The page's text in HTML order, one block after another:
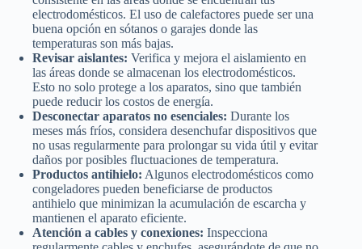
electrodomésticos. El uso de calefactores puede ser una
buena opción en sótanos o garajes donde las
temperaturas son más bajas.
Revisar aislantes: Verifica y mejora el aislamiento en
las áreas donde se almacenan los electrodomésticos.
Esto no solo protege a los aparatos, sino que también
puede reducir los costos de energía.
Desconectar aparatos no esenciales: Durante los
meses más fríos, considera desenchufar dispositivos que
no usas regularmente para prolongar su vida útil y evitar
daños por posibles fluctuaciones de temperatura.
Productos antihielo: Algunos electrodomésticos como
congeladores pueden beneficiarse de productos
antihielo que minimizan la acumulación de escarcha y
mantienen el aparato eficiente.
Atención a cables y conexiones: Inspecciona